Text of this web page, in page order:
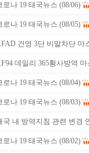
로나 19 태국뉴스 (08/06)
로나 19 태국뉴스 (08/05)
건영 3단 비말차단 마
데일리 365황사방역
로나 19 태국뉴스 (08/04)
로나 19 태국뉴스 (08/03)
국 내 방역지침 관련 변경
로나 19 태국뉴스 (08/02)